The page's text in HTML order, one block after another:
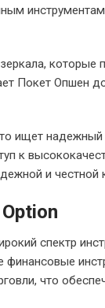
которые
Покет Опшен
ищет
к
и честной
спектр
что